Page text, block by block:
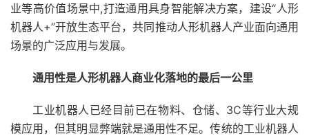
业等高价值场景中,打造通用具身智能解决方案，建设“人形
机器人+”开放生态平台，共同推动人形机器人产业面向通用
场景的广泛应用与发展。
通用性是人形机器人商业化落地的最后一公里
工业机器人已经目前已在物料、仓储、3C等行业大规
模应用，但其明显弊端就是通用性不足。传统的工业机器人